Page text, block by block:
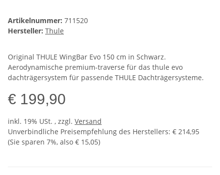
Artikelnummer: 711520
Hersteller: Thule
Original THULE WingBar Evo 150 cm in Schwarz.
Aerodynamische premium-traverse für das thule evo
dachträgersystem für passende THULE Dachträgersysteme.
€ 199,90
inkl. 19% USt. , zzgl. Versand
Unverbindliche Preisempfehlung des Herstellers: € 214,95
(Sie sparen 7%, also € 15,05)